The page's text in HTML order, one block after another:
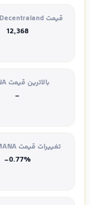
قیمت Decentraland به تومان
12,368
بالاترین قیمت MANA
-
تغییرات قیمت MANA (۱ روزه)
-0.77%